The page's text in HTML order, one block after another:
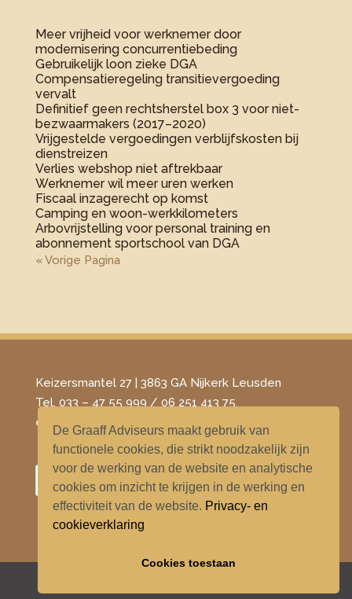
De Graaff Adviseurs maakt gebruik van
functionele cookies, die strikt noodzakelijk zijn
voor de werking van de website en analytische
cookies om inzicht te krijgen in de werking en
effectiviteit van de website. Privacy- en
cookieverklaring
Cookies toestaan
Meer vrijheid voor werknemer door
modernisering concurrentiebeding
Gebruikelijk loon zieke DGA
Compensatieregeling transitievergoeding
vervalt
Definitief geen rechtsherstel box 3 voor niet-
bezwaarmakers (2017–2020)
Vrijgestelde vergoedingen verblijfskosten bij
dienstreizen
Verlies webshop niet aftrekbaar
Werknemer wil meer uren werken
Fiscaal inzagerecht op komst
Camping en woon-werkkilometers
Arbovrijstelling voor personal training en
abonnement sportschool van DGA
« Vorige Pagina
Keizersmantel 27 | 3863 GA Nijkerk Leusden
Tel. 033 – 47 55 999 / 06 251 413 75
​e-mail –
info@degraaffadviseurs.nl